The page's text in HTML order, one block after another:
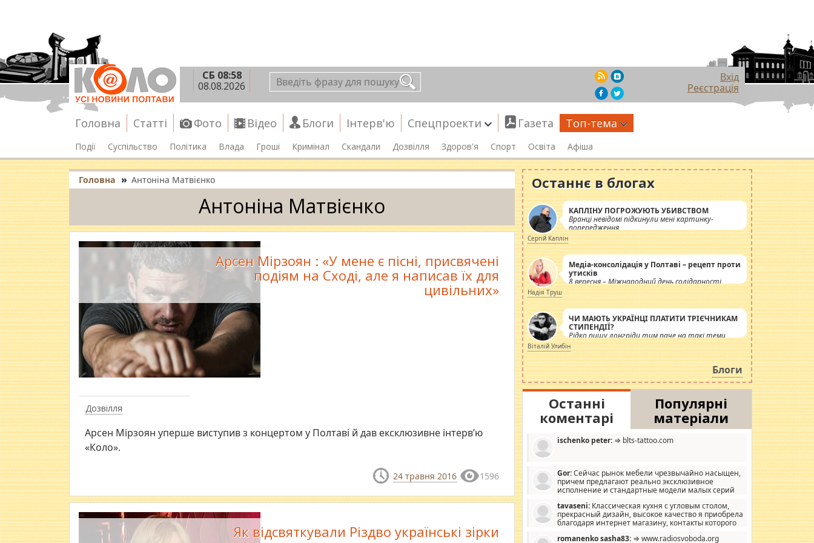
СБ 08:58
08.08.2026
Вхід
Реєстрація
Головна Статті Фото Відео Блоги Інтерв'ю Спецпроекти Газета Топ-тема
Події Суспільство Політика Влада Гроші Кримінал Скандали Дозвілля Здоров'я Спорт Освіта Афіша
Головна » Антоніна Матвієнко
Антоніна Матвієнко
Дозвілля
Арсен Мірзоян : «У мене є пісні, присвячені
подіям на Сході, але я написав їх для
цивільних»
Арсен Мірзоян уперше виступив з концертом у Полтаві й дав ексклюзивне інтерв’ю
«Коло».
24 травня 2016 1596
Як відсвяткували Різдво українські зірки
Останнє в блогах
КАПЛІНУ ПОГРОЖУЮТЬ УБИВСТВОМ
Вранці невідомі підкинули мені картинку-
попередження
Сергій Каплін
Медіа-консолідація у Полтаві – рецепт проти
утисків
8 вересня – Міжнародний день солідарності
журналістів.
Надія Труш
ЧИ МАЮТЬ УКРАЇНЦІ ПЛАТИТИ ТРІЄЧНИКАМ
СТИПЕНДІЇ?
Рідко пишу лонгріди тим паче на такі теми,
але вже просто дістало! Обурюють сьогоднішні
інсенуації навколо стипендіального питання.
Штучно роздувається ще одна соціальна
катастрофа.
Віталій Улибін
Блоги
Останні
коментарі
Популярні
матеріали
ischenko peter: ⇒ blts-tattoo.com
Gor:Сейчас рынок мебели чрезвычайно насыщен,
причем предлагают реально эксклюзивное
исполнение и стандартные модели малых серий
дизайну, мало походит на стандартные формы, в MebelOk,
креативненько и что главное - со вкусом все в порядке,
без ненужных наворотов удорожающих мебель, а это не
tavaseni: Классическая кухня с угловым столом,
прекрасный дизайн, высокое качество я приобрела
благодаря интернет магазину, контакты которого
romanenko sasha83: ⇒ www.radiosvoboda.org